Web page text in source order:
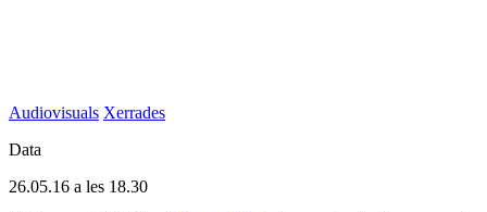
Audiovisuals Xerrades
Data
26.05.16 a les 18.30